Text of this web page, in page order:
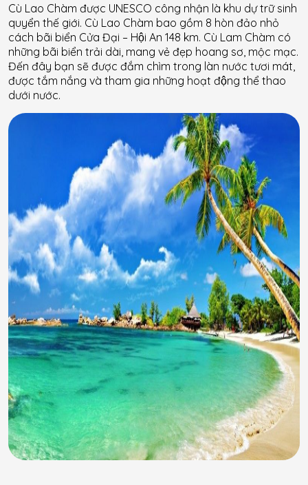
Cù Lao Chàm được UNESCO công nhận là khu dự trữ sinh
quyển thế giới. Cù Lao Chàm bao gồm 8 hòn đảo nhỏ
cách bãi biển Cửa Đại – Hội An 148 km. Cù Lam Chàm có
những bãi biển trải dài, mang vẻ đẹp hoang sơ, mộc mạc.
Đến đây bạn sẽ được đắm chìm trong làn nước tươi mát,
được tắm nắng và tham gia những hoạt động thể thao
dưới nước.